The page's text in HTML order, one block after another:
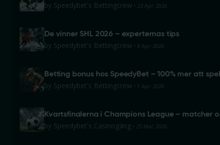
by Speedybet's Bettingcrew 23 Apr 2026
De vinner SHL 2026 – experternas tips
by Speedybet's Bettingcrew 8 Apr 2026
Betting bonus hos SpeedyBet – 100% mer att
by Speedybet's Bettingcrew 1 Apr 2026
Kvartsfinalerna i Champions League – matcher
by Speedybet's Casinogäng 25 Mar 2026